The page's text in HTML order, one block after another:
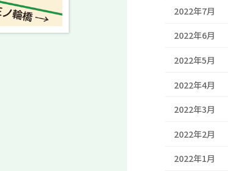
2022年7月
2022年6月
2022年5月
2022年4月
2022年3月
2022年2月
2022年1月